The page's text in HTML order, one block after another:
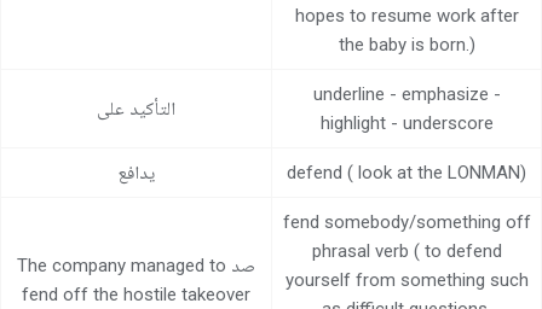
مركز المساعدة
hopes to resume work after
the baby is born.)
underline - emphasize -
highlight - underscore
التأكيد على
defend ( look at the LONMAN) يدافع
fend somebody/something off
phrasal verb ( to defend
yourself from something such
صد The company managed to
fend off the hostile takeover